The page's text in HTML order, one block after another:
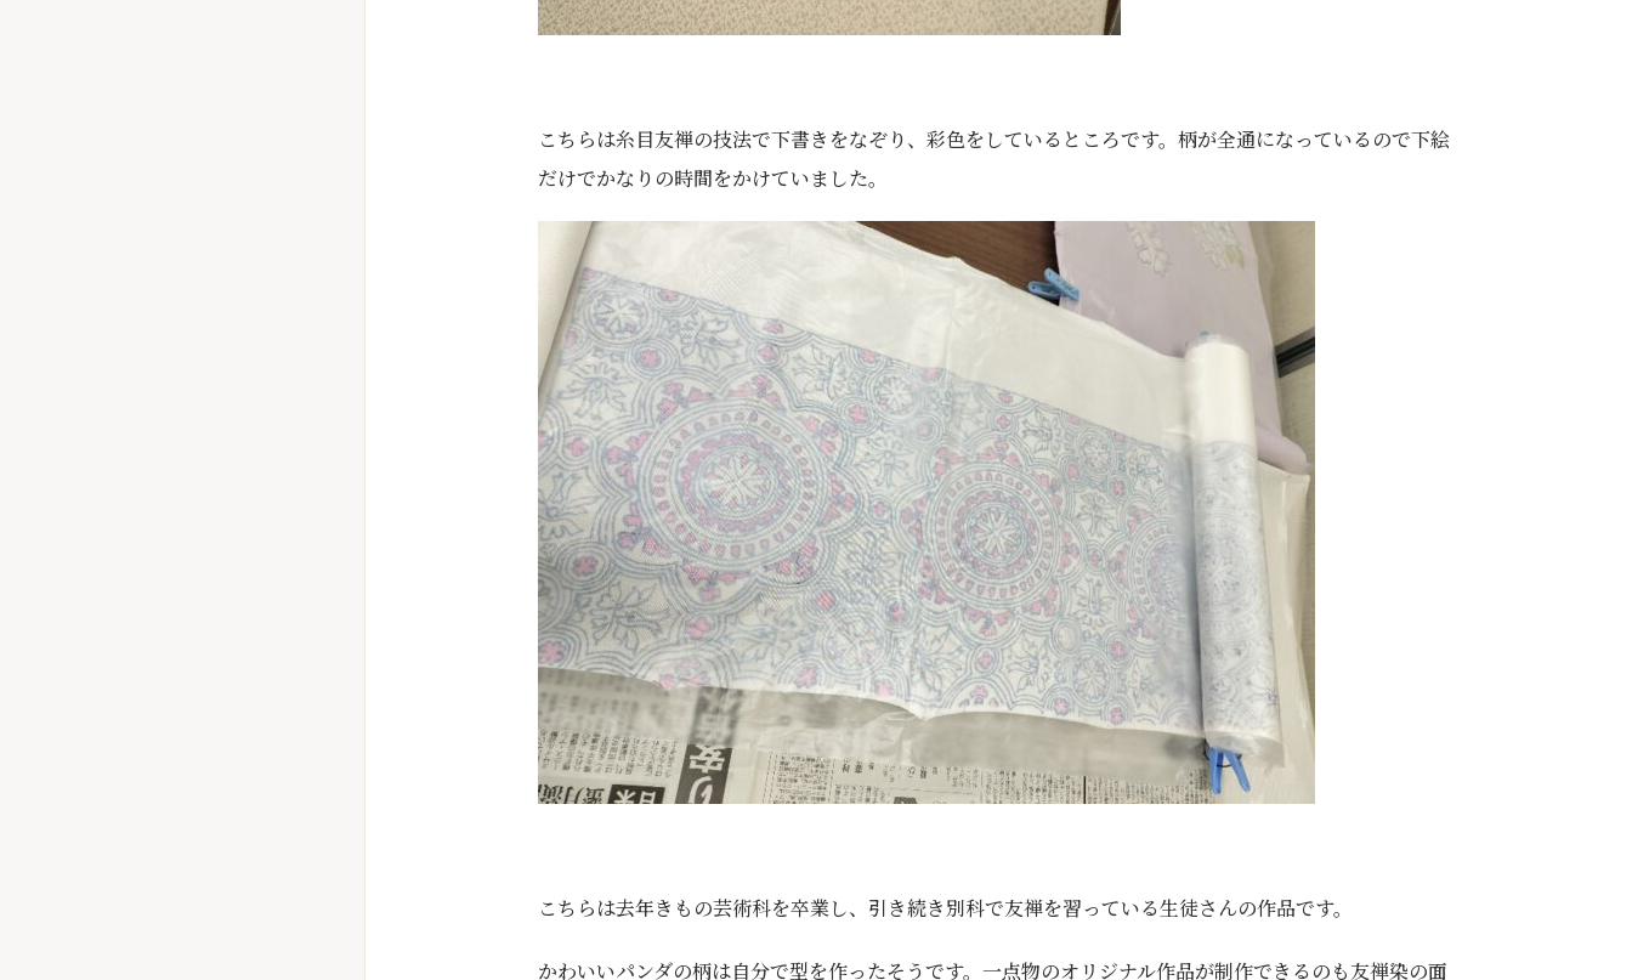
こちらは糸目友禅の技法で下書きをなぞり、彩色をしているところです。柄が全通になっているので下絵
だけでかなりの時間をかけていました。
こちらは去年きもの芸術科を卒業し、引き続き別科で友禅を習っている生徒さんの作品です。
かわいいパンダの柄は自分で型を作ったそうです。一点物のオリジナル作品が制作できるのも友禅染の面